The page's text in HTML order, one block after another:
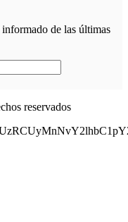
informado de las últimas
reservados